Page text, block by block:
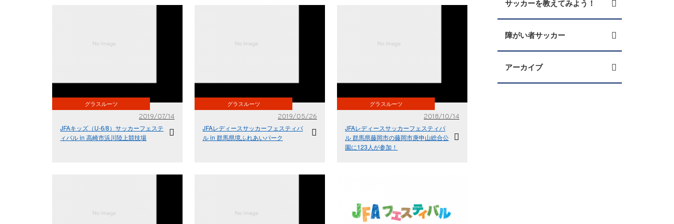
グラスルーツ
2019/07/14
JFAキッズ（U-6/8）サッカーフェステ
ィバル in 高崎市浜川陸上競技場
グラスルーツ
2019/05/26
JFAレディースサッカーフェスティバ
ル in 群馬県境ふれあいパーク
グラスルーツ
2018/10/14
JFAレディースサッカーフェスティバ
ル 群馬県藤岡市の藤岡市庚申山総合公
園に123人が参加！
サッカーを教えてみよう！
障がい者サッカー
アーカイブ